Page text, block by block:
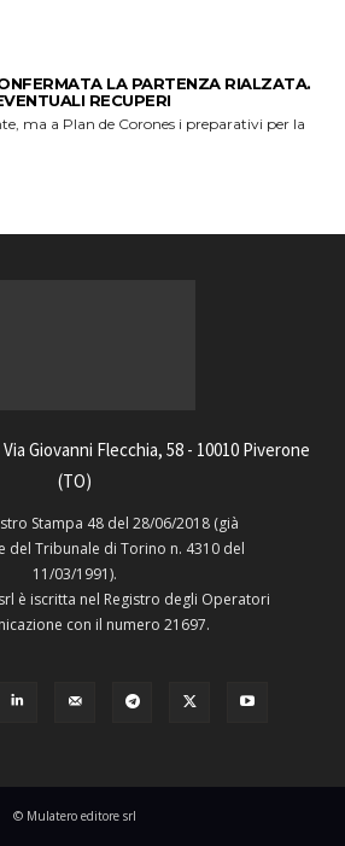
LA PARTENZA RIALZATA.
RECUPERI
ma a Plan de Corones i preparativi per la
Giovanni Flecchia, 58 - 10010 Piverone
(TO)
Stampa 48 del 28/06/2018 (già
del Tribunale di Torino n. 4310 del
11/03/1991).
è iscritta nel Registro degli Operatori
con il numero 21697.
© Mulatero editore srl